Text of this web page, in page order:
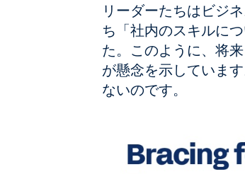
リーダーたちはビジ
ち「社内のスキルに
た。このように、将
が懸念を示していま
ないのです。